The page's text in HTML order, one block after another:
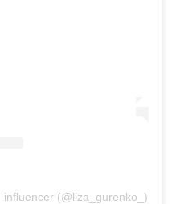
influencer (@liza_gurenko_)